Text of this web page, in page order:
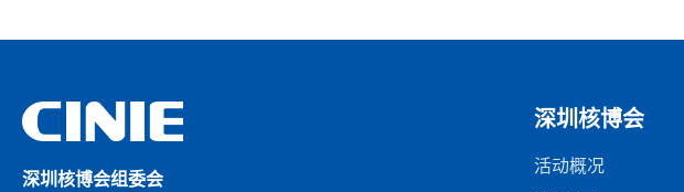
深圳核博会组委会
深圳核博会
活动概况